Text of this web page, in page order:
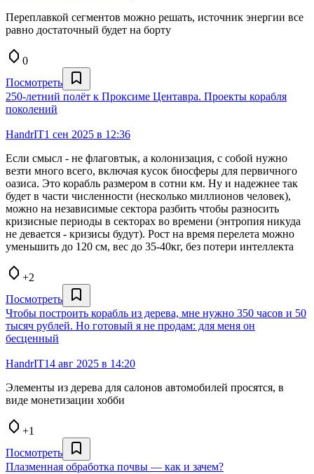
Переплавкой сегментов можно решать, источник энергии все
равно достаточный будет на борту
0
Посмотреть
250-летний полёт к Проксиме Центавра. Проекты корабля
поколений
HandrIT1 сен 2025 в 12:36
Если смысл - не флаговтык, а колонизация, с собой нужно
везти много всего, включая кусок биосферы для первичного
оазиса. Это корабль размером в сотни км. Ну и надежнее так
будет в части численности (несколько миллионов человек),
можно на независимые сектора разбить чтобы разносить
кризисные периоды в секторах во времени (энтропия никуда
не девается - кризисы будут). Рост на время перелета можно
уменьшить до 120 см, вес до 35-40кг, без потери интеллекта
+2
Посмотреть
Чтобы построить корабль из дерева, мне нужно 350 часов и 50
тысяч рублей. Но готовый я не продам: для меня он
бесценный
HandrIT14 авг 2025 в 14:20
Элементы из дерева для салонов автомобилей просятся, в
виде монетизации хобби
+1
Посмотреть
Плазменная обработка почвы — как и зачем?